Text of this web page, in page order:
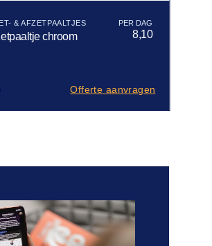
& AFZETPAALTJES
chroom 8,10
Offerte aanvragen